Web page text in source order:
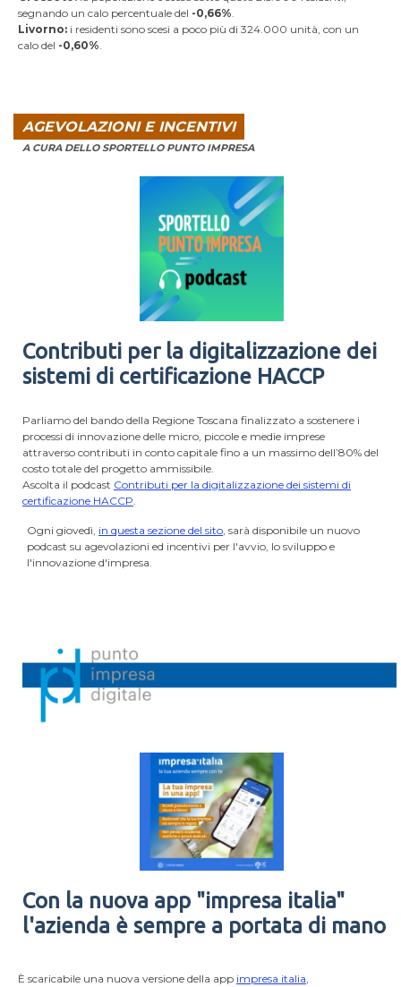
segnando un calo percentuale del -0,66%.
Livorno: i residenti sono scesi a poco più di 324.000 unità, con un
calo del -0,60%.
AGEVOLAZIONI E INCENTIVI
A CURA DELLO SPORTELLO PUNTO IMPRESA
Contributi per la digitalizzazione dei
sistemi di certificazione HACCP
Parliamo del bando della Regione Toscana finalizzato a sostenere i
processi di innovazione delle micro, piccole e medie imprese
attraverso contributi in conto capitale fino a un massimo dell’80% del
costo totale del progetto ammissibile.
Ascolta il podcast Contributi per la digitalizzazione dei sistemi di
certificazione HACCP.
Ogni giovedì, in questa sezione del sito, sarà disponibile un nuovo
podcast su agevolazioni ed incentivi per l'avvio, lo sviluppo e
l'innovazione d'impresa.
Con la nuova app "impresa italia"
l'azienda è sempre a portata di mano
È scaricabile una nuova versione della app impresa italia,